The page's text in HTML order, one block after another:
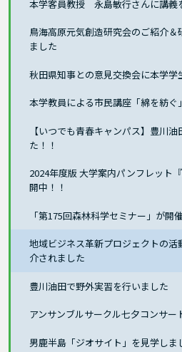
本学客員教授 永島敏行さんに講義
鳥海高原元気創造研究会のご紹介＆
ました
秋田県知事との意見交換会に本学学
本学教員による市民講座「綿を紡ぐ
【いつでも青春キャンパス】豊川
た！！
2024年度版 大学案内パンフレット『
開中！！
「第175回森林科学セミナー」が開
地域ビジネス革新プロジェクトの活
介されました
豊川油田で野外実習を行いました
アンサンブルサークル七夕コンサー
男鹿半島「ジオサイト」を見学しま